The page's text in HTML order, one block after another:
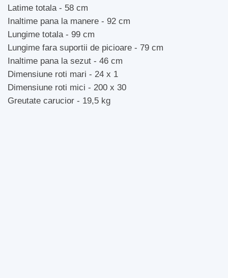
Latime totala - 58 cm
Inaltime pana la manere - 92 cm
Lungime totala - 99 cm
Lungime fara suportii de picioare - 79 cm
Inaltime pana la sezut - 46 cm
Dimensiune roti mari - 24 x 1
Dimensiune roti mici - 200 x 30
Greutate carucior - 19,5 kg